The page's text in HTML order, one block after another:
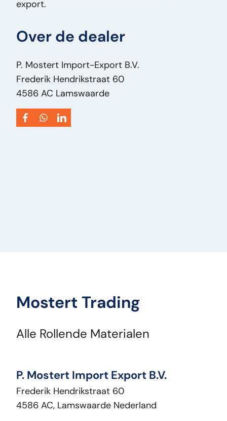
ACGB 787 – Diesel Tank – Truck Onderdeel
Toevoeging:Brandstoftank Mercedes Actros
Onderdeel
Type:Mercedes Actros
Vermogen Motor Pk:0
Voertuigsoort:
export.
Over de dealer
P. Mostert Import-Export B.V.
Frederik Hendrikstraat 60
4586 AC Lamswaarde
Mostert Trading
Alle Rollende Materialen
P. Mostert Import Export B.V.
Frederik Hendrikstraat 60
4586 AC, Lamswaarde Nederland